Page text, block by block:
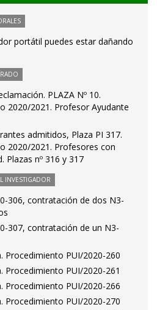
portátil puedes estar dañando
PLAZA Nº 10.
2020/2021. Profesor Ayudante
admitidos, Plaza PI 317.
2020/2021. Profesores con
Plazas nº 316 y 317
INVESTIGADOR
306, contratación de dos N3-
307, contratación de un N3-
Procedimiento PUI/2020-260
Procedimiento PUI/2020-261
Procedimiento PUI/2020-266
Procedimiento PUI/2020-270